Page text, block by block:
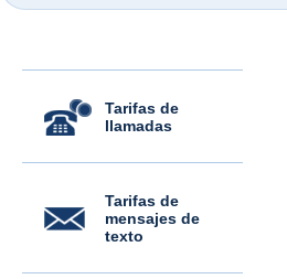
Tarifas de
llamadas
Tarifas de
mensajes de
texto